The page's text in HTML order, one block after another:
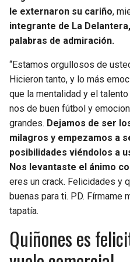
le externaron su cariño,
integrante de La
palabras de admiración.
“Estamos orgullosos de
Hicieron tanto, y lo más
que la mentalidad y el
nos de buen fútbol y
grandes. Dejamos de ser
milagros y empezamos a
posibilidades viéndolos a
Nos levantaste el ánimo
eres un crack. Felicidades y
buenas para ti. PD. Fírmame
tapatía.
Quiñones es